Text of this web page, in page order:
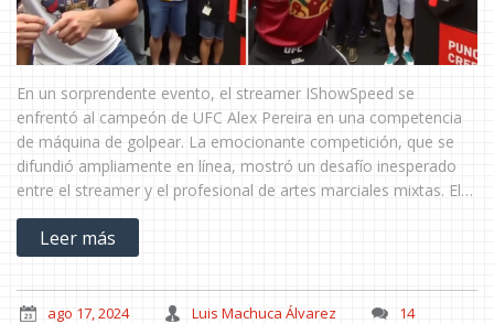
En un sorprendente evento, el streamer IShowSpeed se
enfrentó al campeón de UFC Alex Pereira en una competencia
de máquina de golpear. La emocionante competición, que se
difundió ampliamente en línea, mostró un desafío inesperado
entre el streamer y el profesional de artes marciales mixtas. El
resultado fue sorprendentemente reñido, cautivando a
numerosos espectadores.
Leer más
ago 17, 2024 Luis Machuca Álvarez 14